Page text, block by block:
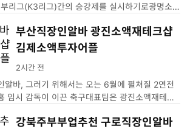
리그(K3리그)간의 승강제를 실시하기로광명소액
부산직장인알바 광진소액재테크샵
김제소액투자어플
알바, 그러기 위해서는 오는 6월에 펼쳐질 2연전
임시 감독이 이끈 축구대표팀은 광진소액재테크
2시간 전
강북주부부업추천 구로직장인알바